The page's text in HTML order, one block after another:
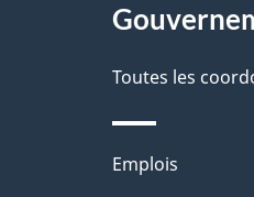
d
e
l
Toutes les
Thèmes
Emplois